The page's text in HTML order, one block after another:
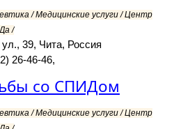
/ Медицинские услуги / Центр
/
39, Чита, Россия
26-46-46,
со СПИДом
/ Медицинские услуги / Центр